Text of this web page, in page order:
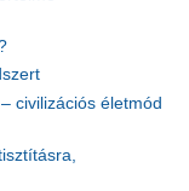
civilizációs életmód